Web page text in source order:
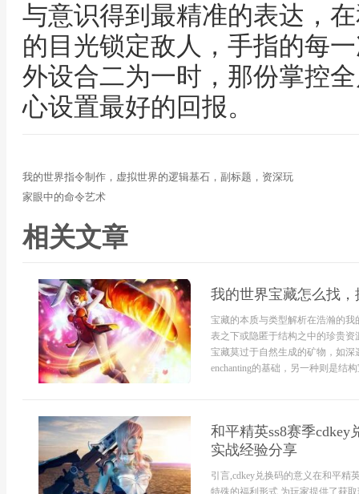
与意识得到最精准的表达，
的目光锁定敌人，手指的每
外设合二为一时，那份掌控
心设置最好的回报。
我的世界指令制作，虚拟世界的逻辑基石，副标题，资深玩
家眼中的命令艺术
相关文章
我的世界宝藏怎么找
宝藏的本质与类型解析在浩瀚的
表之下或隐匿于结构之中的珍贵
宝藏莫过于自然生成的矿物，如
enchanting的基础，另一种则是结
和平精英ss8赛季
实战经验分享
引言,cdkey兑换码的意义在和平精
特殊的福利形式,为玩家提供了获